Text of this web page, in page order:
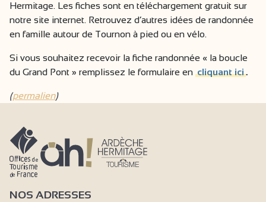
Hermitage. Les fiches sont en téléchargement gratuit sur
notre site internet. Retrouvez d’autres idées de randonnée
en famille autour de Tournon à pied ou en vélo.
Si vous souhaitez recevoir la fiche randonnée « la boucle
du Grand Pont » remplissez le formulaire en cliquant ici.
(permalien)
NOS ADRESSES